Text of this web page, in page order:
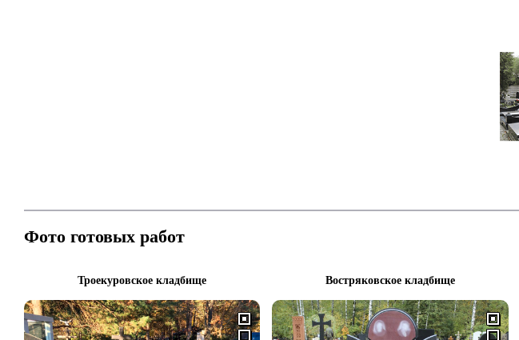
Фото готовых работ
Троекуровское кладбище Востряковское кладбище